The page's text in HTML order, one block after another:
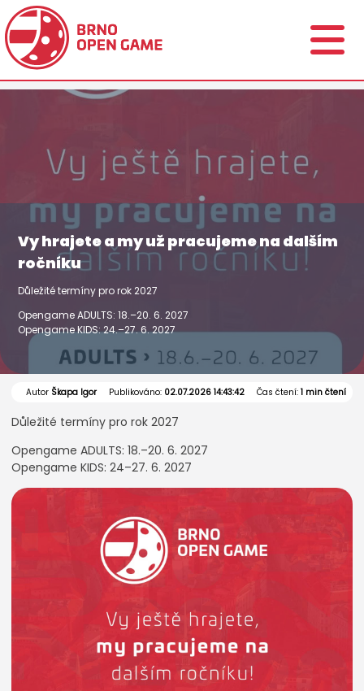
Vy hrajete a my už pracujeme na dalším
ročníku
Důležité termíny pro rok 2027
Opengame ADULTS: 18.–20. 6. 2027
Opengame KIDS: 24.–27. 6. 2027
Autor Škapa Igor Publikováno: 02.07.2026 14:43:42 Čas čtení:1 min čtení
Důležité termíny pro rok 2027
Opengame ADULTS: 18.–20. 6. 2027
Opengame KIDS: 24–27. 6. 2027